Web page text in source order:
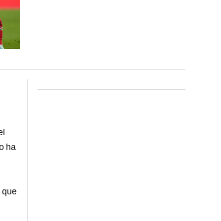
ha
que